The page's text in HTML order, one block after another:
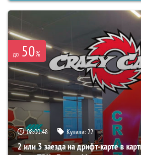
до 50%
08:00:47 Купили:22
2 или 3 заезда на дрифт-карте в